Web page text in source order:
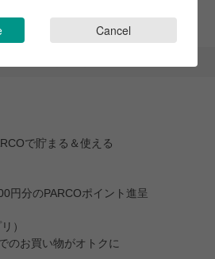
で貯まる＆使える
円分のPARCOポイント進呈
）
のお買い物がオトクに
Cancel